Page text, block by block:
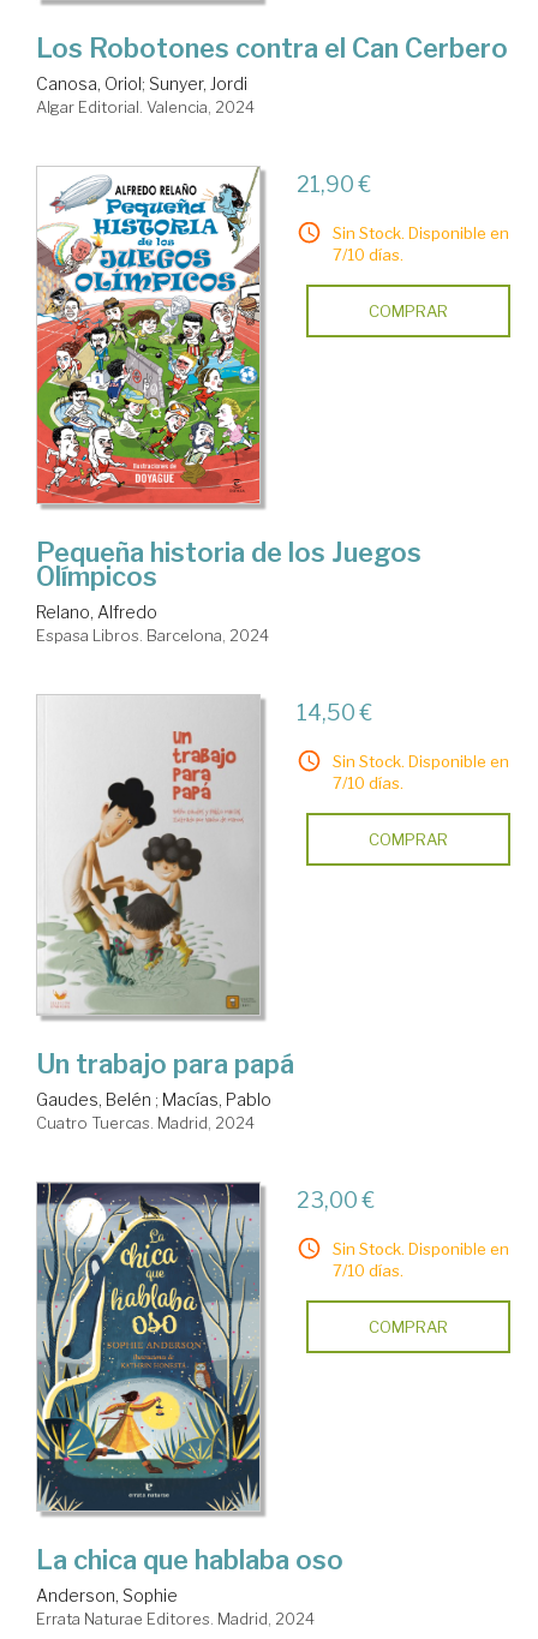
Los Robotones contra el Can Cerbero
Canosa, Oriol; Sunyer, Jordi
Algar Editorial. Valencia, 2024
21,90 €
Sin Stock. Disponible en
7/10 días.
COMPRAR
Pequeña historia de los Juegos
Olímpicos
Relano, Alfredo
Espasa Libros. Barcelona, 2024
14,50 €
Sin Stock. Disponible en
7/10 días.
COMPRAR
Un trabajo para papá
Gaudes, Belén ; Macías, Pablo
Cuatro Tuercas. Madrid, 2024
23,00 €
Sin Stock. Disponible en
7/10 días.
COMPRAR
La chica que hablaba oso
Anderson, Sophie
Errata Naturae Editores. Madrid, 2024